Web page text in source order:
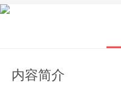
内容简介